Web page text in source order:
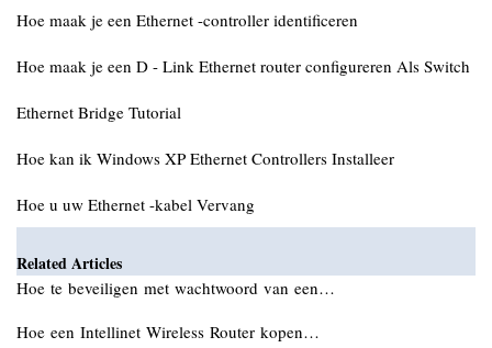
Hoe maak je een Ethernet -controller identificeren
Hoe maak je een D - Link Ethernet router configureren Als Switch
Ethernet Bridge Tutorial
Hoe kan ik Windows XP Ethernet Controllers Installeer
Hoe u uw Ethernet -kabel Vervang
Related Articles
Hoe te beveiligen met wachtwoord van een…
Hoe een Intellinet Wireless Router kopen…